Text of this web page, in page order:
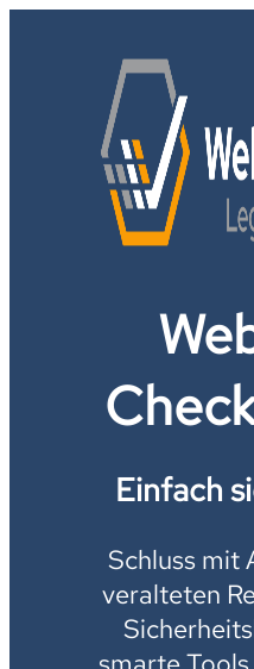
Einfach
Schluss mit
veralteten